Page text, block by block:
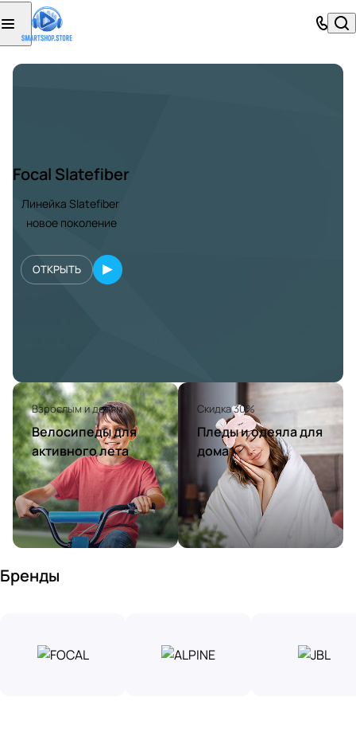
Focal Slatefiber
Линейка Slatefiber
новое поколение
ОТКРЫТЬ
Взрослым и детям
Велосипеды для
активного лета
Скидка 30%
Пледы и одеяла для
дома
Бренды